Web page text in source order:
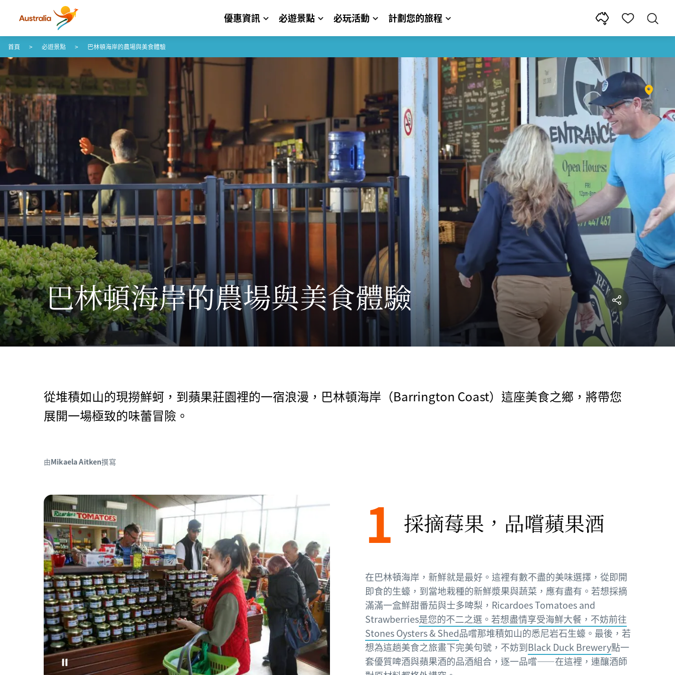
跳至內容
跳至頁尾導覽
優惠資訊 必遊景點 必玩活動 計劃您的旅程
首頁 必遊景點 巴林頓海岸的農場與美食體驗
巴林頓海岸的農場與美食體驗
從堆積如山的現撈鮮蚵，到蘋果莊園裡的一宿浪漫，巴林頓海岸（Barrington Coast）這座美食之鄉，將帶您
展開一場極致的味蕾冒險。
由Mikaela Aitken撰寫
1 採摘莓果，品嚐蘋果酒
在巴林頓海岸，新鮮就是最好。這裡有數不盡的美味選擇，從即開
即食的生蠔，到當地栽種的新鮮漿果與蔬菜，應有盡有。若想採摘
滿滿一盒鮮甜番茄與士多啤梨，Ricardoes Tomatoes and
Strawberries是您的不二之選。若想盡情享受海鮮大餐，不妨前往
Stones Oysters & Shed品嚐那堆積如山的悉尼岩石生蠔。最後，若
想為這趟美食之旅畫下完美句號，不妨到Black Duck Brewery點一
套優質啤酒與蘋果酒的品酒組合，逐一品嚐——在這裡，連釀酒師